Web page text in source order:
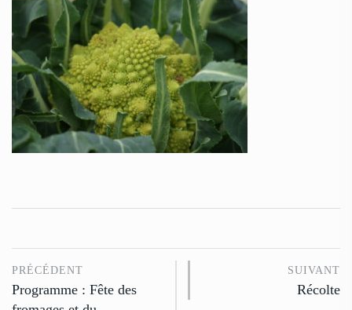
PRÉCÉDENT
Programme : Fête des
SUIVANT
Récolte